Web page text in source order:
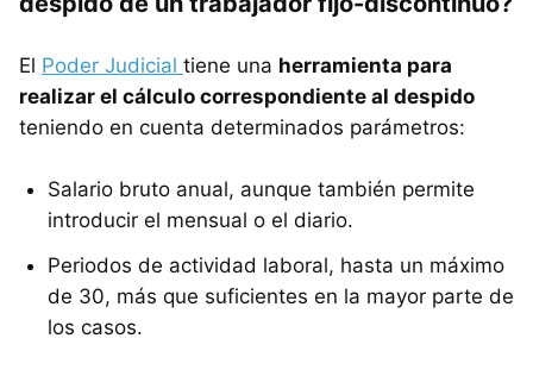
El Poder Judicial tiene una herramienta para
realizar el cálculo correspondiente al despido
teniendo en cuenta determinados parámetros:
Salario bruto anual, aunque también permite
introducir el mensual o el diario.
Periodos de actividad laboral, hasta un máximo
de 30, más que suficientes en la mayor parte de
los casos.